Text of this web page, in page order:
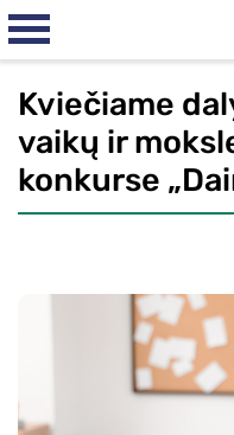
Kviečiame
vaikų ir
konkurse